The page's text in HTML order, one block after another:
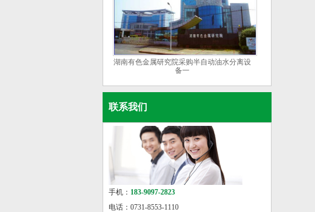
湖南有色金属研究院采购半自动油水分离设
备一
联系我们
手机： 183-9097-2823
电话：0731-8553-1110